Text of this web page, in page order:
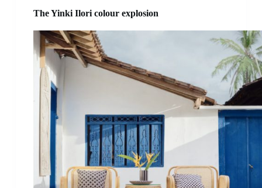
The Yinki Ilori colour explosion